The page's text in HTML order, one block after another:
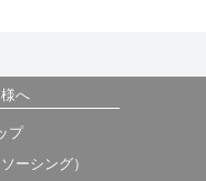
へ
プ
ーシング）